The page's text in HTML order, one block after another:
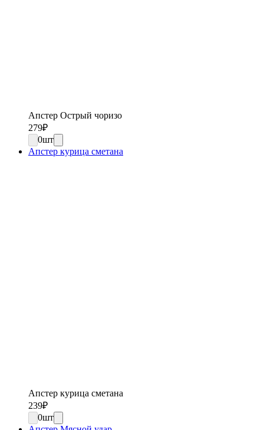
Апстер Острый чоризо
279₽
0шт
Апстер курица сметана
Апстер курица сметана
239₽
0шт